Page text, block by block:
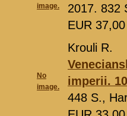
image.
2017. 832
EUR
No
image.
Krouli R.
imperii.
448 S.,